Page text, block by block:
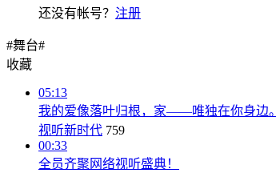
还没有帐号？ 注册
#舞台#
收藏
05:13
我的爱像落叶归根，家——唯独在你身边。
视听新时代 759
00:33
全员齐聚网络视听盛典！